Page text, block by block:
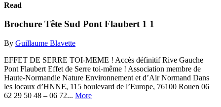
Read
Brochure Tête Sud Pont Flaubert 1 1
By Guillaume Blavette
EFFET DE SERRE TOI-MEME ! Accès définitif Rive Gauche
Pont Flaubert Effet de Serre toi-même ! Association membre de
Haute-Normandie Nature Environnement et d’Air Normand Dans
les locaux d’HNNE, 115 boulevard de l’Europe, 76100 Rouen 06
62 29 50 48 – 06 72... More